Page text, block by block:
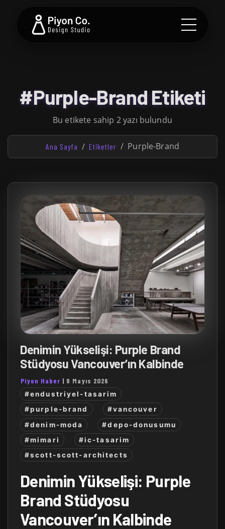
#Purple-Brand Etiketi
Bu etikete sahip 2 yazı bulundu
Ana Sayfa Etiketler Purple-Brand
Denimin Yükselişi: Purple Brand
Stüdyosu Vancouver’ın Kalbinde
Piyon Haber | 9 Mayıs 2026
#endustriyel-tasarim
#purple-brand
#vancouver
#denim-moda
#depo-donusumu
#mimari
#ic-tasarim
#scott-scott-architects
Denimin Yükselişi: Purple
Brand Stüdyosu
Vancouver’ın Kalbinde